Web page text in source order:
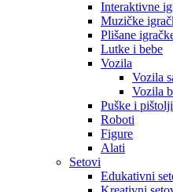
Interaktivne
Muzičke
Plišane
Lutke i bebe
Vozila
Vozila
Vozila
Puške i pištolji
Roboti
Figure
Alati
Setovi
Edukativni